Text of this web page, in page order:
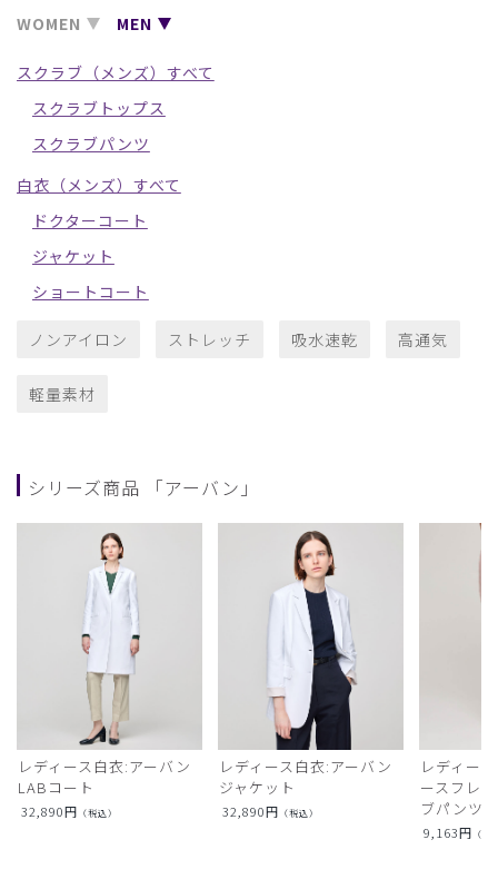
WOMEN MEN
スクラブ（メンズ）すべて
スクラブトップス
スクラブパンツ
白衣（メンズ）すべて
ドクターコート
ジャケット
ショートコート
ノンアイロン ストレッチ 吸水速乾 高通気
軽量素材
シリーズ商品 「アーバン」
レディース白衣:アーバン
LABコート
32,890円 （税込）
レディース白衣:アーバン
ジャケット
32,890円 （税込）
レディー
ースフレ
ブパンツ)
9,163円 （税